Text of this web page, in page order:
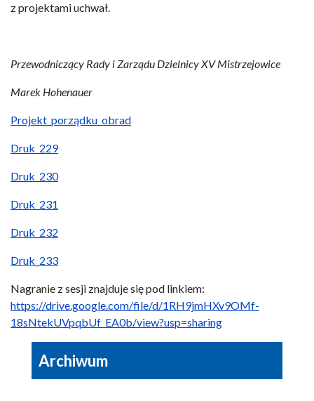
z projektami uchwał.
Przewodniczący Rady i Zarządu Dzielnicy XV Mistrzejowice
Marek Hohenauer
Projekt_porządku_obrad
Druk_229
Druk_230
Druk_231
Druk_232
Druk_233
Nagranie z sesji znajduje się pod linkiem:
https://drive.google.com/file/d/1RH9jmHXv9OMf-
18sNtekUVpqbUf_EA0b/view?usp=sharing
Archiwum